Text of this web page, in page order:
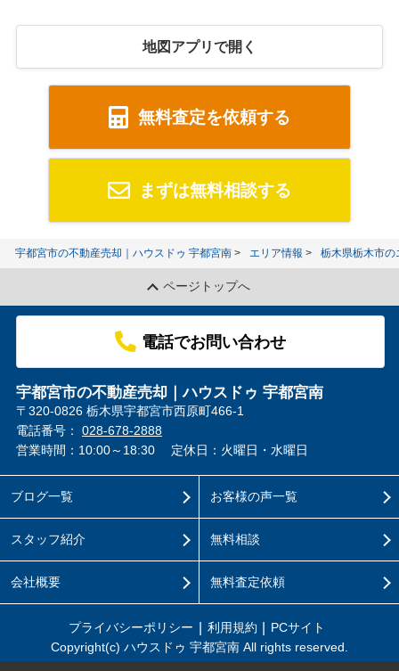
地図アプリで開く
無料査定を依頼する
まずは無料相談する
宇都宮市の不動産売却｜ハウスドゥ 宇都宮南 エリア情報 栃木県栃木市の
ページトップへ
電話でお問い合わせ
宇都宮市の不動産売却｜ハウスドゥ 宇都宮南
〒320-0826 栃木県宇都宮市西原町466-1
電話番号： 028-678-2888
営業時間：10:00～18:30
定休日：火曜日・水曜日
ブログ一覧
スタッフ紹介
会社概要
お客様の声一覧
無料相談
無料査定依頼
プライバシーポリシー 利用規約
PCサイト
Copyright(c) ハウスドゥ 宇都宮南 All rights reserved.